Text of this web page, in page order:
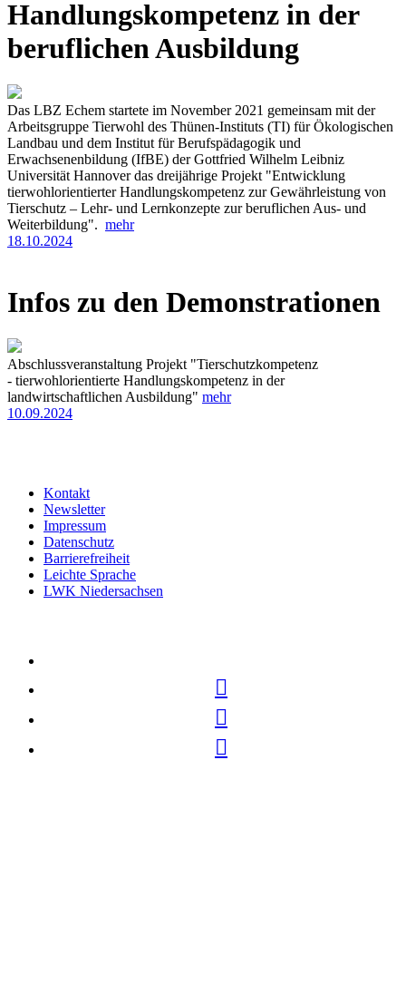
Handlungskompetenz in der
beruflichen Ausbildung
Das LBZ Echem startete im November 2021 gemeinsam mit der
Arbeitsgruppe Tierwohl des Thünen-Instituts (TI) für Ökologischen
Landbau und dem Institut für Berufspädagogik und
Erwachsenenbildung (IfBE) der Gottfried Wilhelm Leibniz
Universität Hannover das dreijährige Projekt "Entwicklung
tierwohlorientierter Handlungskompetenz zur Gewährleistung von
Tierschutz – Lehr- und Lernkonzepte zur beruflichen Aus- und
Weiterbildung". mehr
18.10.2024
Infos zu den Demonstrationen
Abschlussveranstaltung Projekt "Tierschutzkompetenz
- tierwohlorientierte Handlungskompetenz in der
landwirtschaftlichen Ausbildung" mehr
10.09.2024
Kontakt
Newsletter
Impressum
Datenschutz
Barrierefreiheit
Leichte Sprache
LWK Niedersachsen